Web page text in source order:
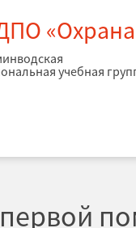
учебная